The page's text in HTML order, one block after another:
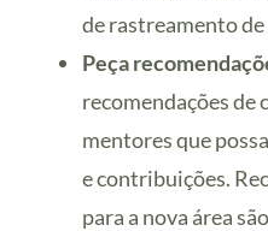
de rastreamento
Peça
recomendações de
mentores que
e contribuições.
para a nova área